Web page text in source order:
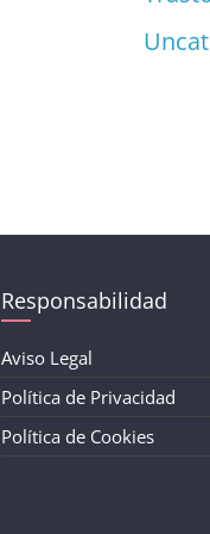
Responsabilidad
Aviso Legal
Política de Privacidad
Política de Cookies